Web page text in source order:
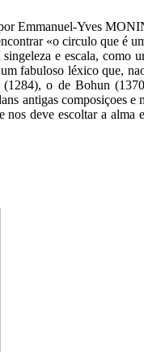
Emmanuel-Yves
«o circulo que é
e escala, como
fabuloso léxico que,
o de Bohun
antigas composiçoes
deve escoltar a alma